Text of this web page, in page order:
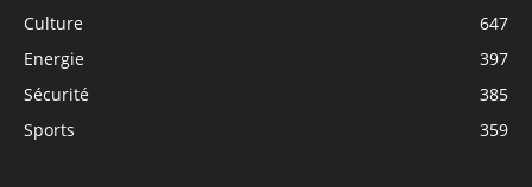
Culture
647
Energie
397
Sécurité
385
Sports
359